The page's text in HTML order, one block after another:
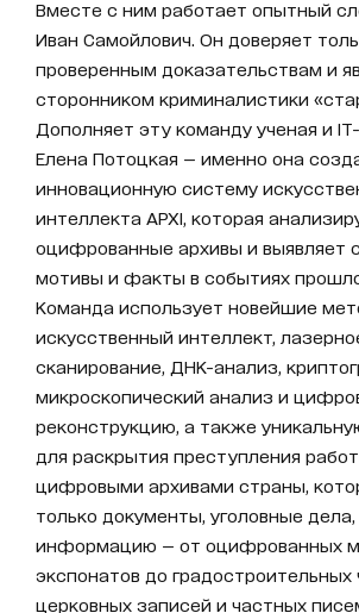
Вместе с ним работает опытный
Иван Самойлович. Он доверяет
проверенным доказательствам и
сторонником криминалистики
Дополняет эту команду ученая и
Елена Потоцкая — именно она
инновационную систему
интеллекта АРХІ, которая
оцифрованные архивы и выявляет
мотивы и факты в событиях
Команда использует новейшие
искусственный интеллект,
сканирование, ДНК-анализ,
микроскопический анализ и
реконструкцию, а также
для раскрытия преступления
цифровыми архивами страны,
только документы, уголовные
информацию — от оцифрованных
экспонатов до градостроительных
церковных записей и частных